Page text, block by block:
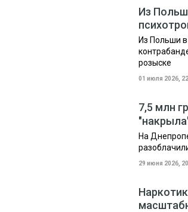
Из
Из Польши
розыске
01 июля 2026,
7,5 млн
На
29 июня 2026,